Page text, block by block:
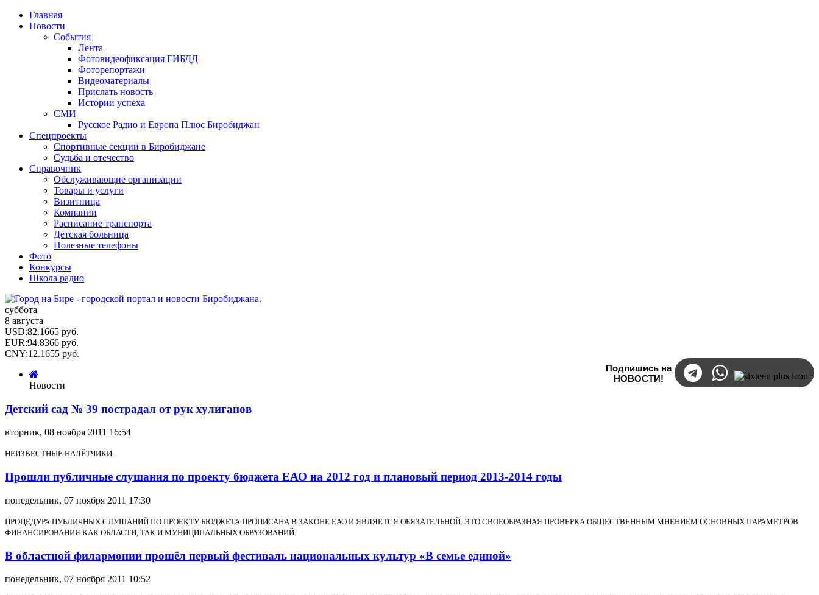
Главная
Новости
События
Лента
Фотовидеофиксация ГИБДД
Фоторепортажи
Видеоматериалы
Прислать новость
Истории успеха
СМИ
Русское Радио и Европа Плюс Биробиджан
Спецпроекты
Спортивные секции в Биробиджане
Судьба и отечество
Справочник
Обслуживающие организации
Товары и услуги
Визитница
Компании
Расписание транспорта
Детская больница
Полезные телефоны
Фото
Конкурсы
Школа радио
суббота
8 августа
USD:82.1665 руб.
EUR:94.8366 руб.
CNY:12.1655 руб.
Подпишись на
НОВОСТИ!
Новости
Детский сад № 39 пострадал от рук хулиганов
вторник, 08 ноября 2011 16:54
НЕИЗВЕСТНЫЕ НАЛЁТЧИКИ.
Прошли публичные слушания по проекту бюджета ЕАО на 2012 год и плановый период 2013-2014 годы
понедельник, 07 ноября 2011 17:30
ПРОЦЕДУРА ПУБЛИЧНЫХ СЛУШАНИЙ ПО ПРОЕКТУ БЮДЖЕТА ПРОПИСАНА В ЗАКОНЕ ЕАО И ЯВЛЯЕТСЯ ОБЯЗАТЕЛЬНОЙ. ЭТО СВОЕОБРАЗНАЯ ПРОВЕРКА ОБЩЕСТВЕННЫМ МНЕНИЕМ ОСНОВНЫХ ПАРАМЕТРОВ
ФИНАНСИРОВАНИЯ КАК ОБЛАСТИ, ТАК И МУНИЦИПАЛЬНЫХ ОБРАЗОВАНИЙ.
В областной филармонии прошёл первый фестиваль национальных культур «В семье единой»
понедельник, 07 ноября 2011 10:52